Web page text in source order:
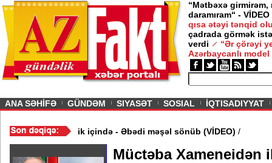
“Mətbəxə girmirəm,
daramıram“ - VİDEO
qısa ətəyi tənqid
çadrada görmək
verdi
“Ər çörəyi
Azərbaycanlı model
ANA SƏHİFƏ GÜNDƏM SIYASƏT SOSIAL İQTISADIYYAT
20 Yanvar abidəsi zibillik içində - Əbədi məşəl sönüb (VİDEO)
Müctəba Xameneidən